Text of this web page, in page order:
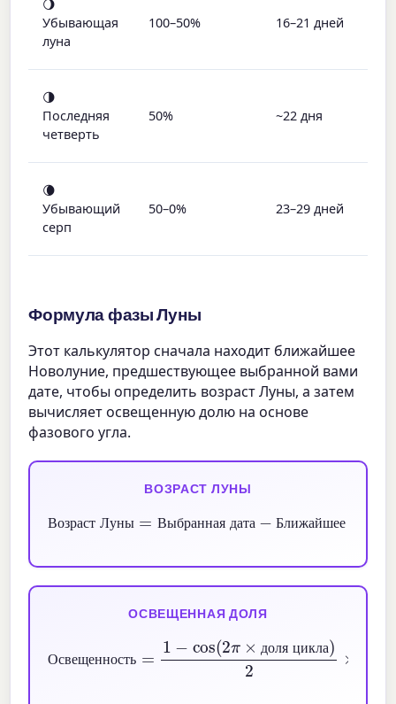
🌖
Убывающая
луна
100–50% 16–21 дней
🌗
Последняя
четверть
50% ~22 дня
🌘
Убывающий
серп
50–0% 23–29 дней
Формула фазы Луны
Этот калькулятор сначала находит ближайшее
Новолуние, предшествующее выбранной вами
дате, чтобы определить возраст Луны, а затем
вычисляет освещенную долю на основе
фазового угла.
ВОЗРАСТ ЛУНЫ
В оз ра с т Л уны В ыб р ан н ая дат а Ближайш е е
Возраст Луны=
Выбранная дата−Ближайшее Новолуние
ОСВЕЩЕННАЯ ДОЛЯ
О св ещ енн о с ть
д оля цикла
Освещенность=1−cos( 2π×
доля цикла )2×100 %